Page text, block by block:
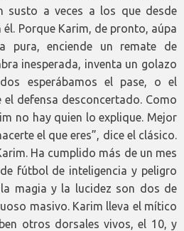
susto a veces a los que desde
Porque Karim, de pronto, aúpa
pura, enciende un remate de
inesperada, inventa un golazo
esperábamos el pase, o el
defensa desconcertado. Como
no hay quien lo explique. Mejor
el que eres”, dice el clásico.
Ha cumplido más de un mes
fútbol de inteligencia y peligro
magia y la lucidez son dos de
masivo. Karim lleva el mítico
otros dorsales vivos, el 10, y